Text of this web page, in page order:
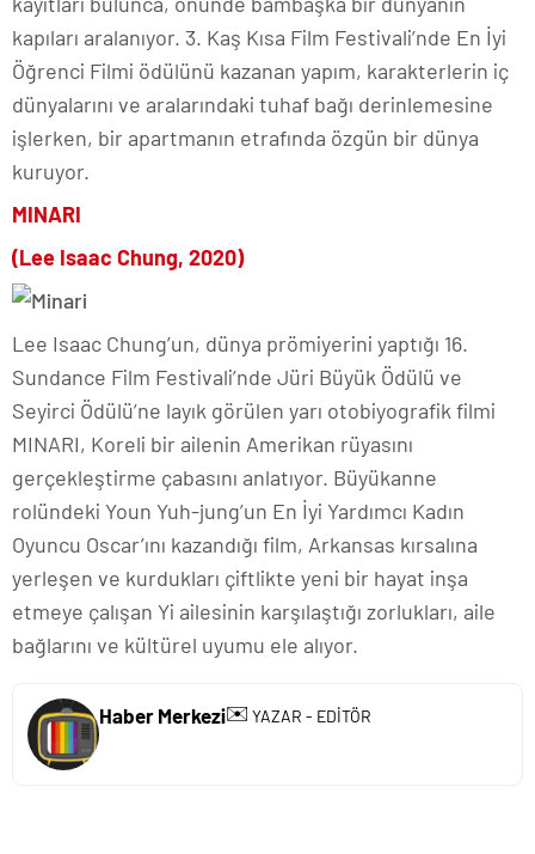
kapıları aralanıyor. 3. Kaş Kısa Film Festivali’nde En İyi
Öğrenci Filmi ödülünü kazanan yapım, karakterlerin iç
dünyalarını ve aralarındaki tuhaf bağı derinlemesine
işlerken, bir apartmanın etrafında özgün bir dünya
kuruyor.
MINARI
(Lee Isaac Chung, 2020)
Lee Isaac Chung’un, dünya prömiyerini yaptığı 16.
Sundance Film Festivali’nde Jüri Büyük Ödülü ve
Seyirci Ödülü’ne layık görülen yarı otobiyografik filmi
MINARI, Koreli bir ailenin Amerikan rüyasını
gerçekleştirme çabasını anlatıyor. Büyükanne
rolündeki Youn Yuh-jung’un En İyi Yardımcı Kadın
Oyuncu Oscar’ını kazandığı film, Arkansas kırsalına
yerleşen ve kurdukları çiftlikte yeni bir hayat inşa
etmeye çalışan Yi ailesinin karşılaştığı zorlukları, aile
bağlarını ve kültürel uyumu ele alıyor.
Haber Merkezi✉️ YAZAR - EDİTÖR